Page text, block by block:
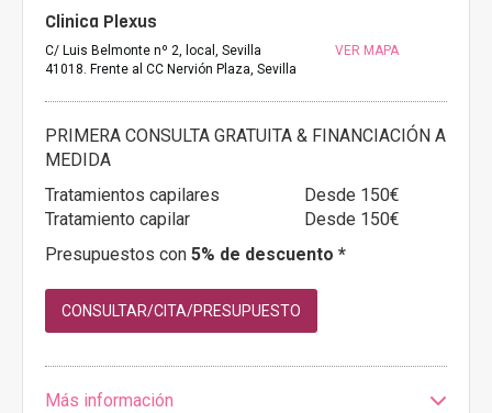
Clinica Plexus
C/ Luis Belmonte nº 2, local, Sevilla
41018. Frente al CC Nervión Plaza, Sevilla
VER MAPA
PRIMERA CONSULTA GRATUITA & FINANCIACIÓN A
MEDIDA
Tratamientos capilares
Desde 150€
Tratamiento capilar
Desde 150€
Presupuestos con 5% de descuento *
CONSULTAR/CITA/PRESUPUESTO
Más información